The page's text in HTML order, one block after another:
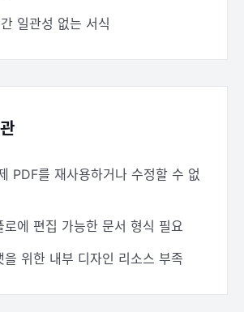
일관성 없는 서식
PDF를 재사용하거나 수정할 수 없
로에 편집 가능한 문서 형식 필요
을 위한 내부 디자인 리소스 부족